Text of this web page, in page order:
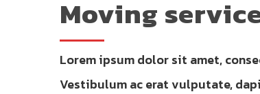
Moving
Lorem ipsum dolor sit amet,
Vestibulum ac erat vulputate,